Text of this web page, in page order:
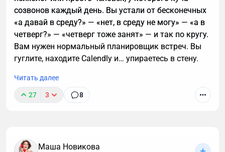
созвонов каждый день. Вы устали от бесконечных
«а давай в среду?» — «нет, в среду не могу» — «а в
четверг?» — «четверг тоже занят» — и так по кругу.
Вам нужен нормальный планировщик встреч. Вы
гуглите, находите Calendly и… упираетесь в стену.
Читать далее
27 3 8
Маша Новикова